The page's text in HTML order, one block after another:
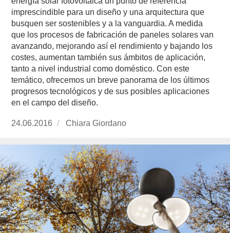
imprescindible para un diseño y una arquitectura que
busquen ser sostenibles y a la vanguardia. A medida
que los procesos de fabricación de paneles solares van
avanzando, mejorando así el rendimiento y bajando los
costes, aumentan también sus ámbitos de aplicación,
tanto a nivel industrial como doméstico. Con este
temático, ofrecemos un breve panorama de los últimos
progresos tecnológicos y de sus posibles aplicaciones
en el campo del diseño.
Publicado
24.06.2016
https://www.experimenta.es/author/chiara-
Chiara Giordano